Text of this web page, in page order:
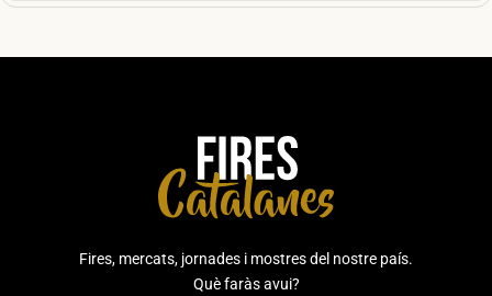
Fires, mercats, jornades i mostres del nostre país.
Què faràs avui?